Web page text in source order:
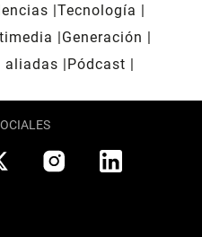
Tecnología
Generación
aliadas
Pódcast